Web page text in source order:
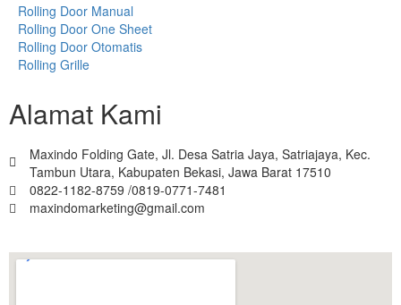
Rolling Door Manual
Rolling Door One Sheet
Rolling Door Otomatis
Rolling Grille
Alamat Kami
Maxindo Folding Gate, Jl. Desa Satria Jaya, Satriajaya, Kec.
Tambun Utara, Kabupaten Bekasi, Jawa Barat 17510
0822-1182-8759 /0819-0771-7481
maxindomarketing@gmail.com